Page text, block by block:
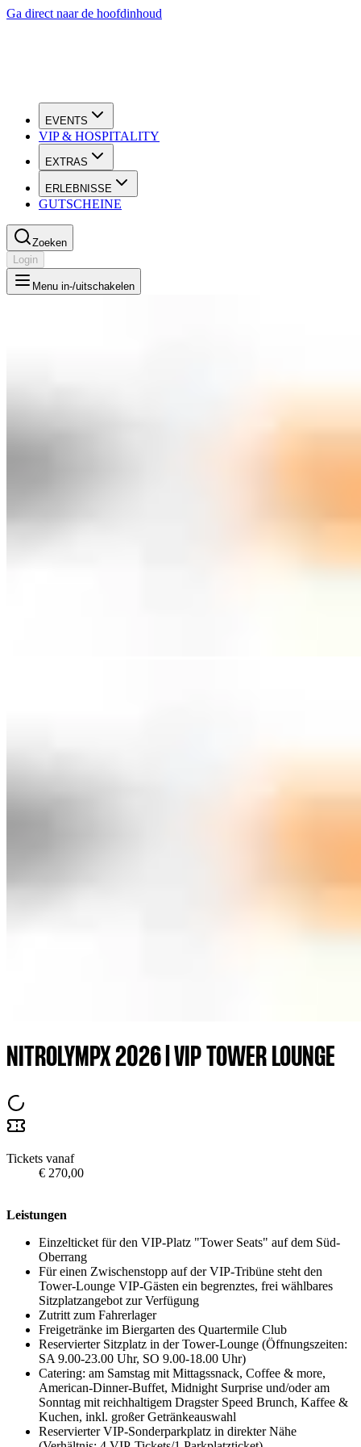
Ga direct naar de hoofdinhoud
EVENTS
VIP & HOSPITALITY
EXTRAS
ERLEBNISSE
GUTSCHEINE
Zoeken
Login
Menu in-/uitschakelen
NITROLYMPX 2026 | VIP TOWER LOUNGE
Tickets vanaf
€ 270,00
Leistungen
Einzelticket für den VIP-Platz "Tower Seats" auf dem Süd-
Oberrang
Für einen Zwischenstopp auf der VIP-Tribüne steht den
Tower-Lounge VIP-Gästen ein begrenztes, frei wählbares
Sitzplatzangebot zur Verfügung
Zutritt zum Fahrerlager
Freigetränke im Biergarten des Quartermile Club
Reservierter Sitzplatz in der Tower-Lounge (Öffnungszeiten:
SA 9.00-23.00 Uhr, SO 9.00-18.00 Uhr)
Catering: am Samstag mit Mittagssnack, Coffee & more,
American-Dinner-Buffet, Midnight Surprise und/oder am
Sonntag mit reichhaltigem Dragster Speed Brunch, Kaffee &
Kuchen, inkl. großer Getränkeauswahl
Reservierter VIP-Sonderparkplatz in direkter Nähe